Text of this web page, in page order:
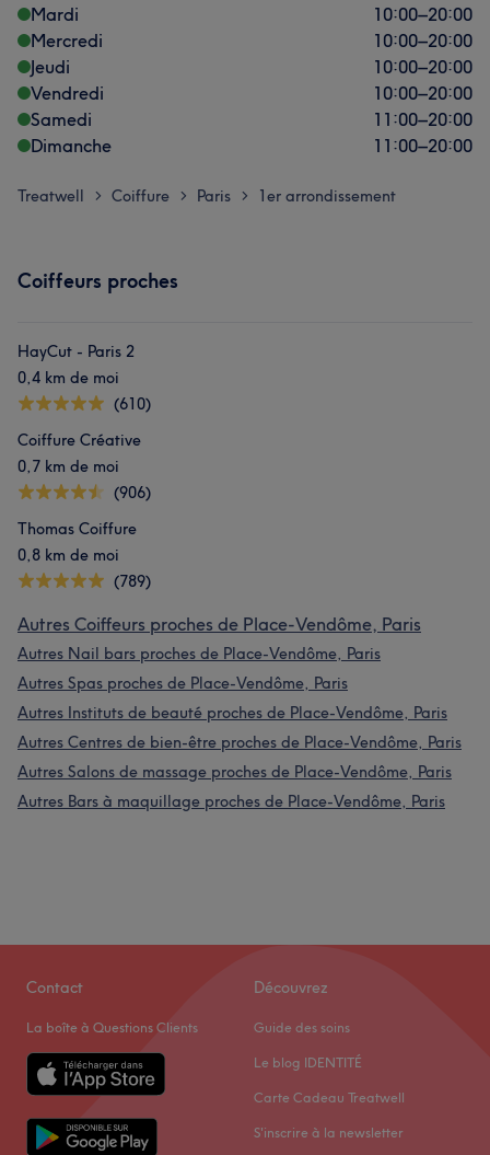
Mardi
10:00–20:00
Mercredi
10:00–20:00
Jeudi
10:00–20:00
Vendredi
10:00–20:00
Samedi
11:00–20:00
Dimanche
11:00–20:00
Treatwell > Coiffure > Paris > 1er arrondissement
Coiffeurs proches
HayCut - Paris 2
0,4 km de moi
(610)
Coiffure Créative
0,7 km de moi
(906)
Thomas Coiffure
0,8 km de moi
(789)
Autres Coiffeurs proches de Place-Vendôme, Paris
Autres Nail bars proches de Place-Vendôme, Paris
Autres Spas proches de Place-Vendôme, Paris
Autres Instituts de beauté proches de Place-Vendôme, Paris
Autres Centres de bien-être proches de Place-Vendôme, Paris
Autres Salons de massage proches de Place-Vendôme, Paris
Autres Bars à maquillage proches de Place-Vendôme, Paris
Contact
La boîte à Questions Clients
Découvrez
Guide des soins
Le blog IDENTITÉ
Carte Cadeau Treatwell
S'inscrire à la newsletter